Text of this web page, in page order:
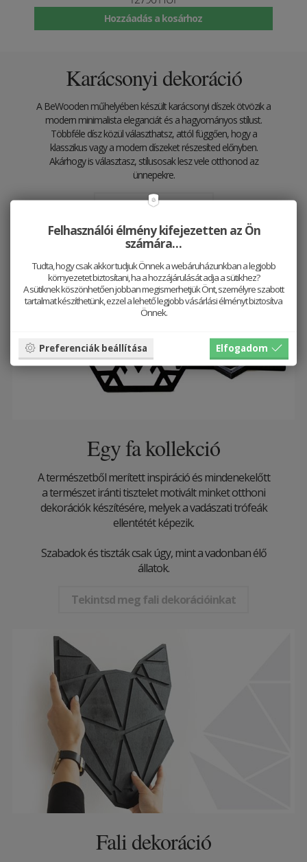
Hozzáadás a kosárhoz
Karácsonyi dekoráció
A BeWooden műhelyében készült karácsonyi díszek ötvözik a
modern minimalista eleganciát és a hagyományos stílust.
Többféle dísz közül választhatsz, attól függően, hogy a
klasszikus vagy a modern díszeket részesíted előnyben.
Akárhogy is választasz, stílusosak lesz vele otthonod az
ünnepekre.
Felfedezés
Egy fa kollekció
A természetből merített inspiráció és mindenekelőtt
a természet iránti tisztelet motivált minket otthoni
dekorációk készítésére, melyek a vadászati ​​trófeák
ellentétét képezik.
Szabadok és tiszták csak úgy, mint a vadonban élő
állatok.
Tekintsd meg fali dekorációinkat
Fali dekoráció
Felhasználói élmény kifejezetten az Ön
számára…
Tudta, hogy csak akkor tudjuk Önnek a webáruházunkban a legjobb
környezetet biztosítani, ha a hozzájárulását adja a sütikhez?
A sütiknek köszönhetően jobban megismerhetjük Önt, személyre szabott
tartalmat készíthetünk, ezzel a lehető legjobb vásárlási élményt biztosítva
Önnek.
Preferenciák beállítása Elfogadom